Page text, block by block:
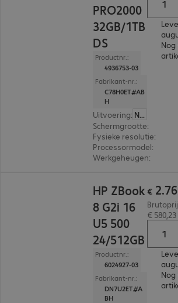
PRO2000
32GB/1TB
DS
Productnr.:
4936753-03
Fabrikant-nr.:
C78H0ET#AB
H
Uitvoering:
Nederland
Schermgrootte:
Fysieke resolutie:
Processormodel:
Werkgeheugen:
Nog
HP ZBook
8 G2i 16
U5 500
24/512GB
Productnr.:
6024927-03
Fabrikant-nr.:
DN7U2ET#A
BH
€ 2.
€
Nog